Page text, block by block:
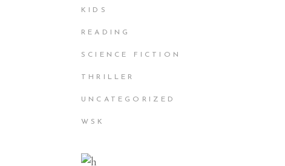
KIDS
READING
SCIENCE FICTION
THRILLER
UNCATEGORIZED
WSK